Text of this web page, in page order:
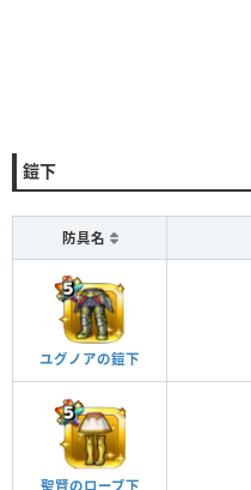
鎧下
防具名
ユグノアの鎧下
聖賢のローブ下